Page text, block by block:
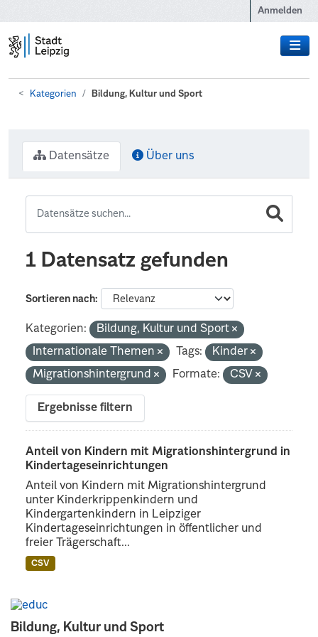
Anmelden
Kategorien Bildung, Kultur und Sport
Bildung, Kultur und Sport
Datensätze Über uns
1 Datensatz gefunden
Sortieren nach
Kategorien:
Bildung, Kultur und Sport
Internationale Themen
Tags:
Kinder
Migrationshintergrund
Formate: CSV
Ergebnisse filtern
Anteil von Kindern mit Migrationshintergrund in
Kindertageseinrichtungen
Anteil von Kindern mit Migrationshintergrund
unter Kinderkrippenkindern und
Kindergartenkindern in Leipziger
Kindertageseinrichtungen in öffentlicher und
freier Trägerschaft...
CSV